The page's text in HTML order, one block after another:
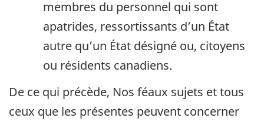
membres du personnel qui sont
apatrides, ressortissants d’un État
autre qu’un État désigné ou, citoyens
ou résidents canadiens.
De ce qui précède, Nos féaux sujets et tous
ceux que les présentes peuvent concerner